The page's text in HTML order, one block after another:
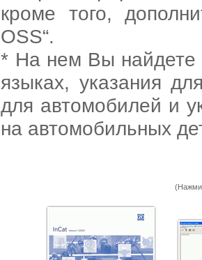
кроме того,
OSS“.
* На нем Вы найдете
языках, указания
для автомобилей и
на автомобильных